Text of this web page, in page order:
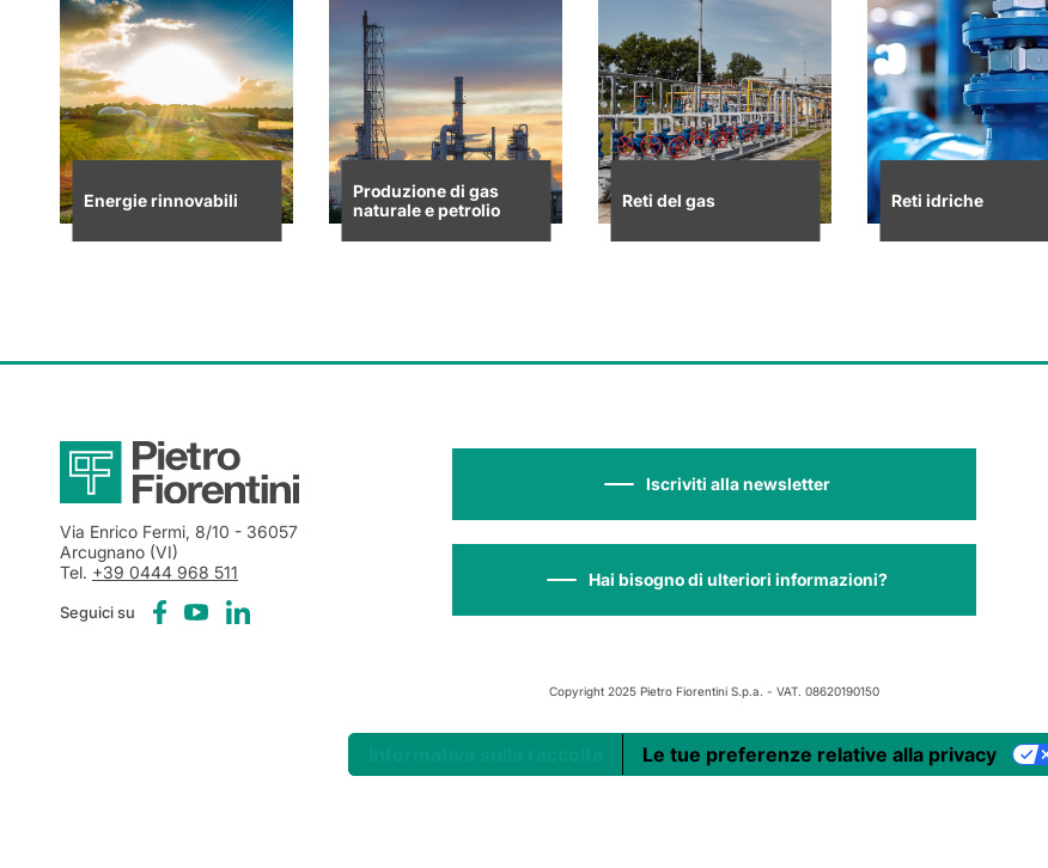
Energie rinnovabili
Produzione di gas
naturale e petrolio
Reti del gas Reti idriche
Via Enrico Fermi, 8/10 - 36057
Arcugnano (VI)
Tel. +39 0444 968 511
Seguici su
Iscriviti alla newsletter
Hai bisogno di ulteriori informazioni?
Copyright 2025 Pietro Fiorentini S.p.a. - VAT. 08620190150
Le tue preferenze relative alla privacy